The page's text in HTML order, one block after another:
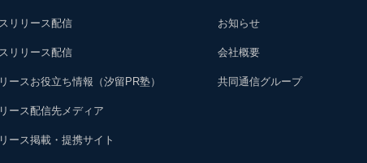
リリース配信
リリース配信
ースお役立ち情報（汐留PR塾）
ース配信先メディア
ース掲載・提携サイト
お知らせ
会社概要
共同通信グループ